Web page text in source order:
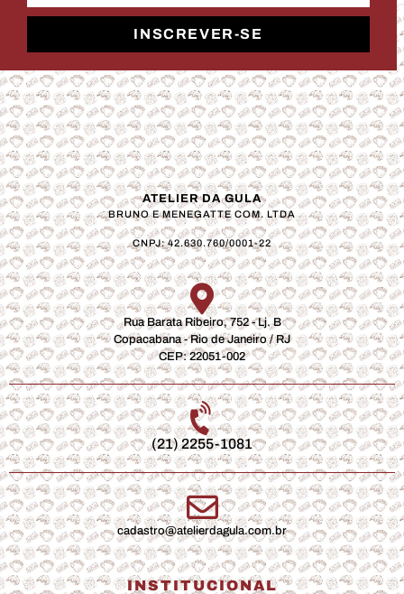
INSCREVER-SE
ATELIER DA GULA
BRUNO E MENEGATTE COM. LTDA
CNPJ: 42.630.760/0001-22
Rua Barata Ribeiro, 752 - Lj. B
Copacabana - Rio de Janeiro / RJ
CEP: 22051-002
(21) 2255-1081
cadastro@atelierdagula.com.br
INSTITUCIONAL